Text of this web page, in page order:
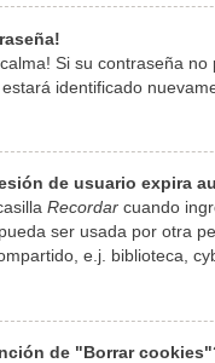
Si su contraseña
identificado
de usuario expira
Recordar cuando
ser usada por otra
e.j. biblioteca,
de "Borrar